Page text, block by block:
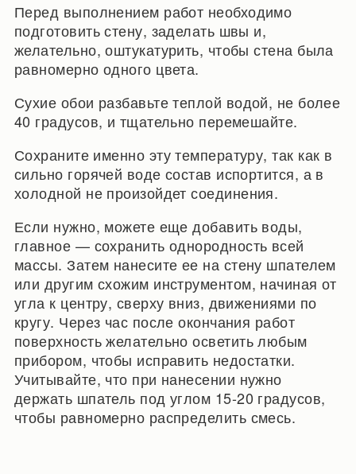
Перед выполнением работ необходимо
подготовить стену, заделать швы и,
желательно, оштукатурить, чтобы стена была
равномерно одного цвета.
Сухие обои разбавьте теплой водой, не более
40 градусов, и тщательно перемешайте.
Сохраните именно эту температуру, так как в
сильно горячей воде состав испортится, а в
холодной не произойдет соединения.
Если нужно, можете еще добавить воды,
главное — сохранить однородность всей
массы. Затем нанесите ее на стену шпателем
или другим схожим инструментом, начиная от
угла к центру, сверху вниз, движениями по
кругу. Через час после окончания работ
поверхность желательно осветить любым
прибором, чтобы исправить недостатки.
Учитывайте, что при нанесении нужно
держать шпатель под углом 15-20 градусов,
чтобы равномерно распределить смесь.